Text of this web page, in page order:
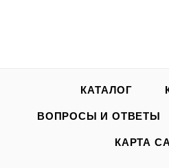
КАТАЛОГ
ВОПРОСЫ И ОТВЕТЫ
КАРТА